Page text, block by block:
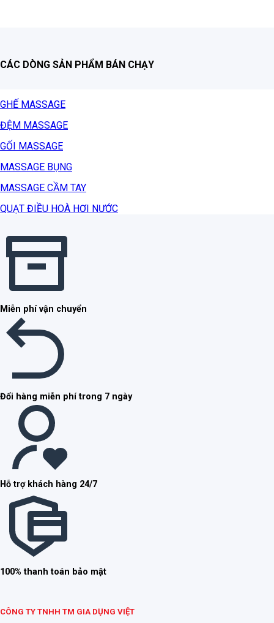
CÁC DÒNG SẢN PHẨM BÁN CHẠY
GHẾ MASSAGE
ĐỆM MASSAGE
GỐI MASSAGE
MASSAGE BỤNG
MASSAGE CẦM TAY
QUẠT ĐIỀU HOÀ HƠI NƯỚC
Miễn phí vận chuyển
Đổi hàng miễn phí trong 7 ngày
Hỗ trợ khách hàng 24/7
100% thanh toán bảo mật
CÔNG TY TNHH TM GIA DỤNG VIỆT